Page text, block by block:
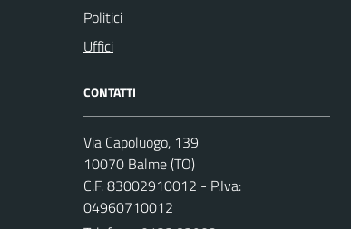
Politici
Uffici
CONTATTI
Via Capoluogo, 139
10070 Balme (TO)
C.F. 83002910012 - P.Iva:
04960710012